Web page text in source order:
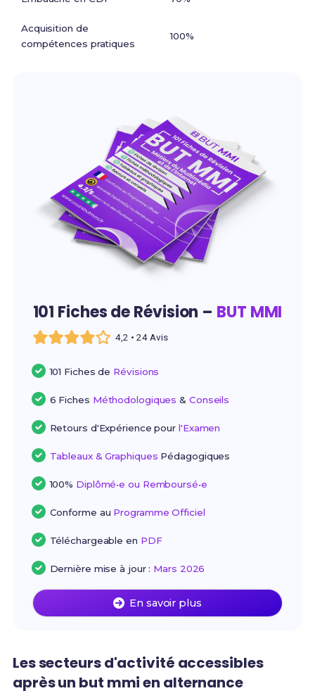
Acquisition de
compétences pratiques
100%
101 Fiches de Révision – BUT MMI
4,2 • 24 Avis
101 Fiches de Révisions
6 Fiches Méthodologiques & Conseils
Retours d'Expérience pour l'Examen
Tableaux & Graphiques Pédagogiques
100% Diplômé•e ou Remboursé•e
Conforme au Programme Officiel
Téléchargeable en PDF
Dernière mise à jour : Mars 2026
En savoir plus
Les secteurs d'activité accessibles
après un but mmi en alternance